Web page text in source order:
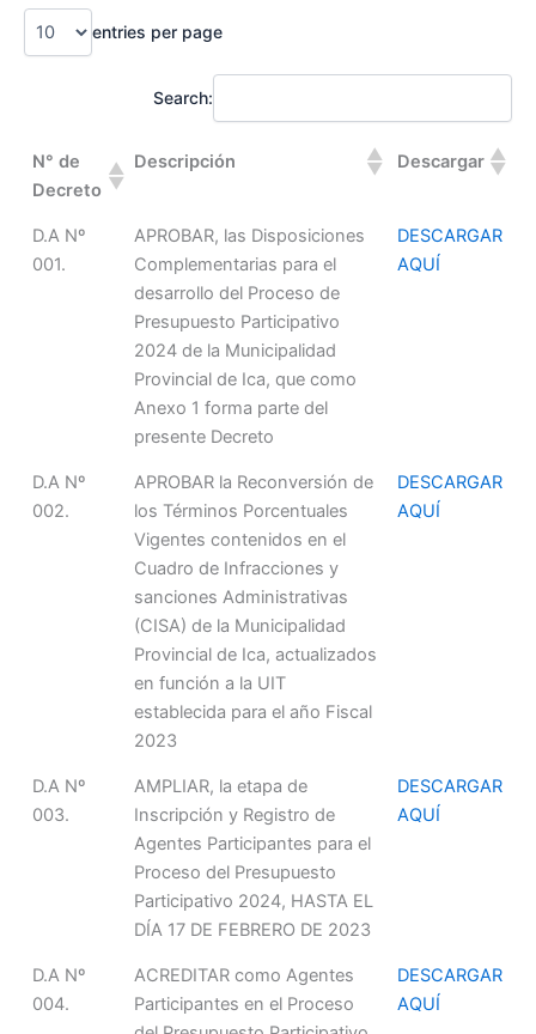
Skip
entries per page
Search:
N° de
Decreto
Descripción Descargar
D.A Nº
001.
APROBAR, las Disposiciones
Complementarias para el
desarrollo del Proceso de
Presupuesto Participativo
2024 de la Municipalidad
Provincial de Ica, que como
Anexo 1 forma parte del
presente Decreto
DESCARGAR
AQUÍ
D.A Nº
002.
APROBAR la Reconversión de
los Términos Porcentuales
Vigentes contenidos en el
Cuadro de Infracciones y
sanciones Administrativas
(CISA) de la Municipalidad
Provincial de Ica, actualizados
en función a la UIT
establecida para el año Fiscal
2023
DESCARGAR
AQUÍ
D.A Nº
003.
AMPLIAR, la etapa de
Inscripción y Registro de
Agentes Participantes para el
Proceso del Presupuesto
Participativo 2024, HASTA EL
DÍA 17 DE FEBRERO DE 2023
DESCARGAR
AQUÍ
D.A Nº
004.
ACREDITAR como Agentes
Participantes en el Proceso
DESCARGAR
AQUÍ